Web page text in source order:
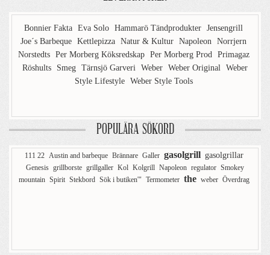
Bonnier Fakta Eva Solo Hammarö Tändprodukter Jensengrill
Joe´s Barbeque Kettlepizza Natur & Kultur Napoleon Norrjern
Norstedts Per Morberg Köksredskap Per Morberg Prod Primagaz
Röshults
Smeg Tärnsjö Garveri Weber Weber Original Weber
Style Lifestyle Weber Style Tools
POPULÄRA SÖKORD
111 22 Austin and barbeque Brännare Galler gasolgrill gasolgrillar
Genesis grillborste grillgaller Kol Kolgrill Napoleon regulator Smokey
mountain Spirit Stekbord Sök i butiken'" Termometer the weber Överdrag